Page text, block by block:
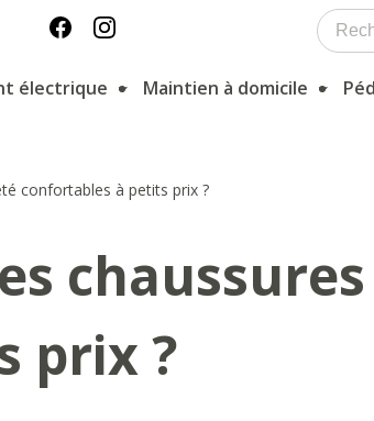
électrique Maintien à domicile
confortables à petits prix ?
prix ?